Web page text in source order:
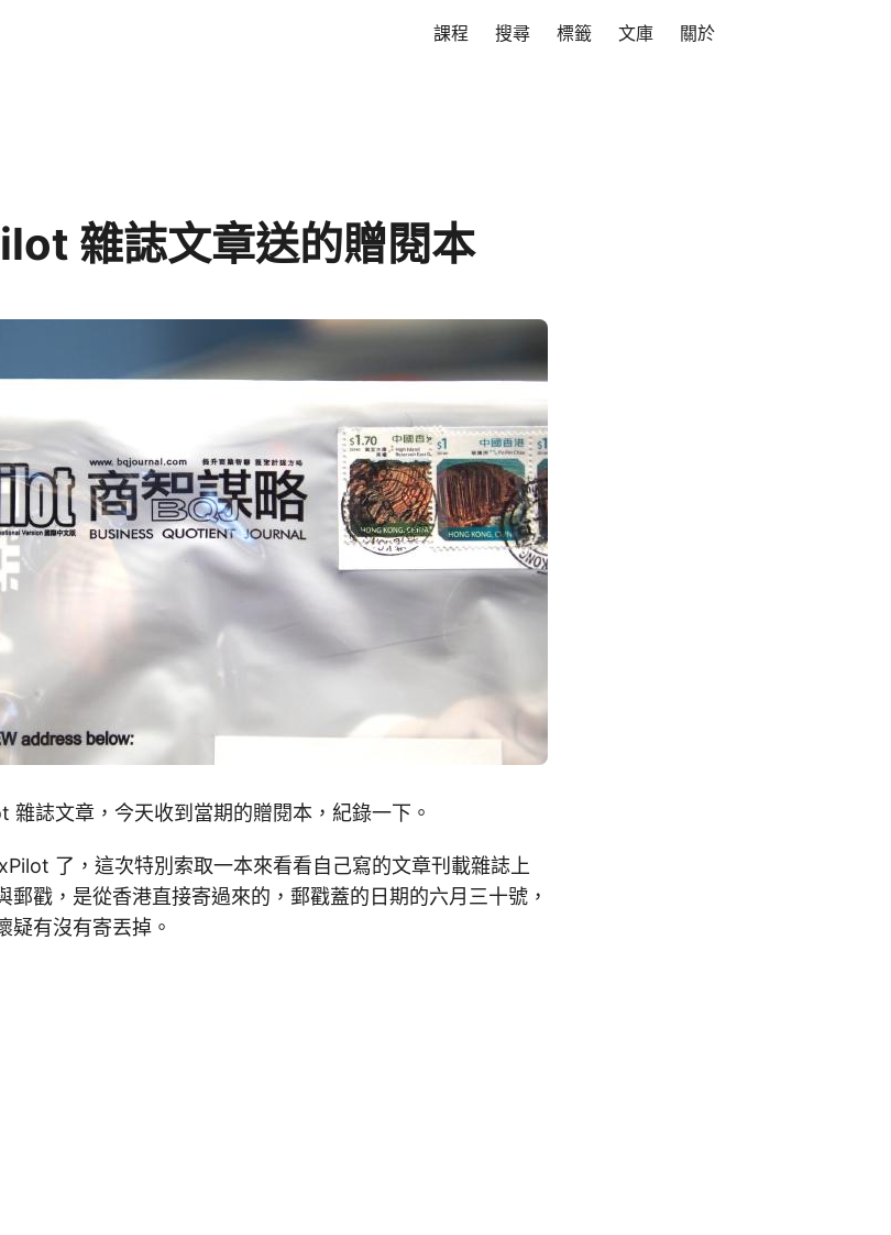
課程 搜尋 標籤 文庫 關於
雜誌文章送的贈閱本
雜誌文章，今天收到當期的贈閱本，紀錄一下。
了，這次特別索取一本來看看自己寫的文章刊載雜誌上
郵戳，是從香港直接寄過來的，郵戳蓋的日期的六月三十號，
疑有沒有寄丟掉。